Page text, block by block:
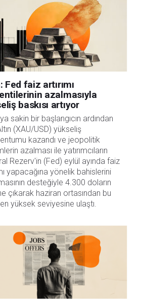
ya da hasar için sorumluluk kabul etmemektedir.
Fed faiz artırımı
azalmasıyla
baskısı artıyor
sakin bir başlangıcın ardından
(XAU/USD) yükseliş
kazandı ve jeopolitik
azalması ile yatırımcıların
Rezerv'in (Fed) eylül ayında faiz
yapacağına yönelik bahislerini
desteğiyle 4.300 doların
çıkarak haziran ortasından bu
yüksek seviyesine ulaştı.